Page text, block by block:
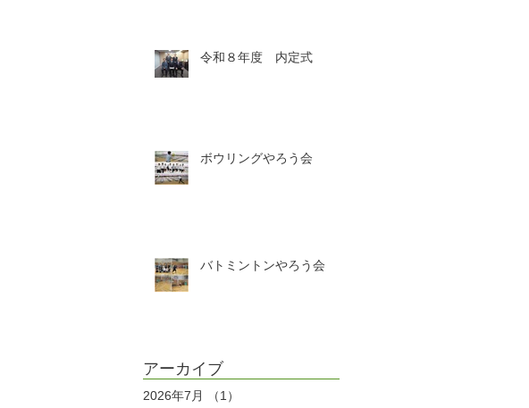
令和８年度 内定式
ボウリングやろう会
バトミントンやろう会
アーカイブ
2026年7月 （1）